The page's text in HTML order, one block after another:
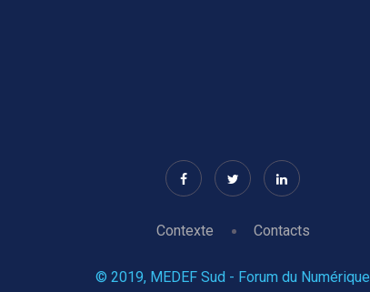
Contexte Contacts
© 2019, MEDEF Sud - Forum du Numérique